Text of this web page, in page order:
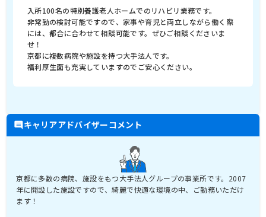
入所100名の特別養護老人ホームでのリハビリ業務です。
非常勤の検討可能ですので、家事や育児と両立しながら働く際
には、都合に合わせて相談可能です。ぜひご相談くださいま
せ！
京都に複数病院や施設を持つ大手法人です。
福利厚生面も充実していますのでご安心ください。
キャリアアドバイザーコメント
京都に多数の病院、施設をもつ大手法人グループの事業所です。2007
年に開設した施設ですので、綺麗で快適な環境の中、ご勤務いただけ
ます！